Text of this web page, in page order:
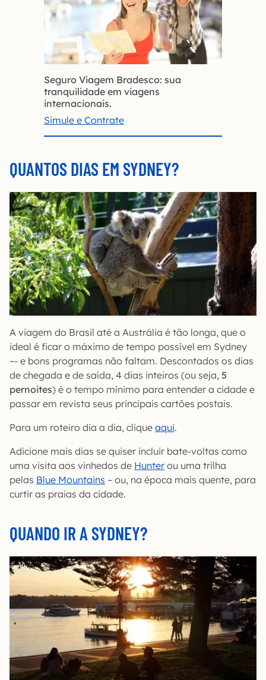
Seguro Viagem Bradesco: sua
tranquilidade em viagens
internacionais.
Simule e Contrate
QUANTOS DIAS EM SYDNEY?
A viagem do Brasil até a Austrália é tão longa, que o
ideal é ficar o máximo de tempo possível em Sydney
–- e bons programas não faltam. Descontados os dias
de chegada e de saída, 4 dias inteiros (ou seja, 5
pernoites) é o tempo mínimo para entender a cidade e
passar em revista seus principais cartões postais.
Para um roteiro dia a dia, clique aqui.
Adicione mais dias se quiser incluir bate-voltas como
uma visita aos vinhedos de Hunter ou uma trilha
pelas Blue Mountains – ou, na época mais quente, para
curtir as praias da cidade.
QUANDO IR A SYDNEY?